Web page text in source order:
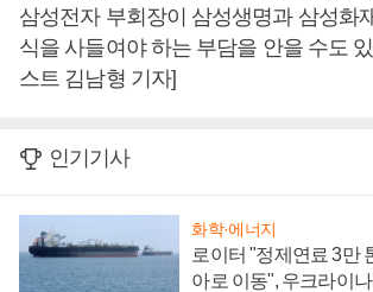
삼성전자 부회장이 삼성생명과 삼성화
식을 사들여야 하는 부담을 안을 수도
스트 김남형 기자]
인기기사
화학·에너지
로이터 "정제연료 3만
아로 이동", 우크라이